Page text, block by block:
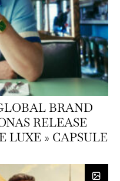
BRAND
RELEASE
LUXE » CAPSULE